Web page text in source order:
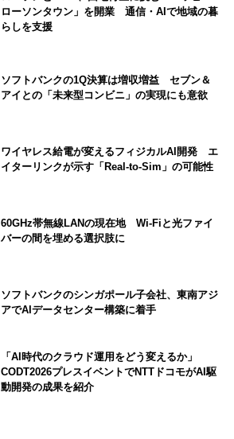
ローソンタウン」を開業 通信・AIで地域の暮
らしを支援
ソフトバンクの1Q決算は増収増益 セブン＆
アイとの「未来型コンビニ」の実現にも意欲
ワイヤレス給電が変えるフィジカルAI開発 エ
イターリンクが示す「Real-to-Sim」の可能性
60GHz帯無線LANの現在地 Wi-Fiと光ファイ
バーの間を埋める選択肢に
ソフトバンクのシンガポール子会社、東南アジ
アでAIデータセンター構築に着手
「AI時代のクラウド運用をどう変えるか」
CODT2026プレスイベントでNTTドコモがAI駆
動開発の成果を紹介